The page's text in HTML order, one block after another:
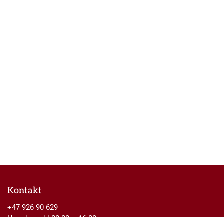
Kontakt
+47 926 90 629